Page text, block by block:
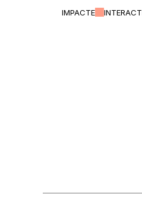
IMPACTE